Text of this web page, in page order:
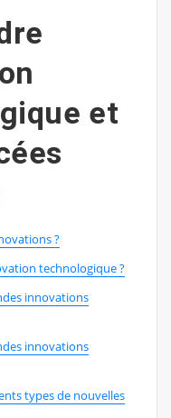
et
?
technologique ?
innovations
innovations
types de nouvelles